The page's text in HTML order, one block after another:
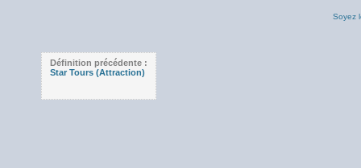
Soyez
Définition précédente :
Star Tours (Attraction)